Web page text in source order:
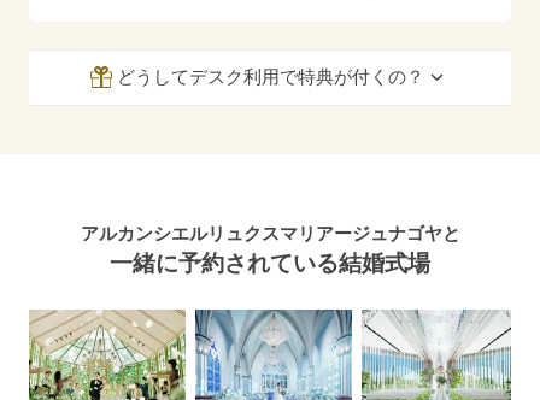
どうしてデスク利用で特典が付くの？
アルカンシエルリュクスマリアージュナゴヤと
一緒に予約されている結婚式場